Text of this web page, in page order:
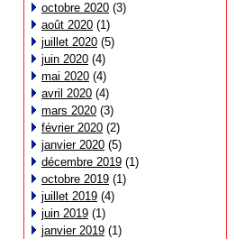
octobre 2020 (3)
août 2020 (1)
juillet 2020 (5)
juin 2020 (4)
mai 2020 (4)
avril 2020 (4)
mars 2020 (3)
février 2020 (2)
janvier 2020 (5)
décembre 2019 (1)
octobre 2019 (1)
juillet 2019 (4)
juin 2019 (1)
janvier 2019 (1)